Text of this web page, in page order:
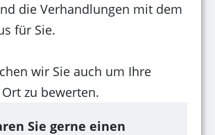
die Verhandlungen mit dem
für Sie.
wir Sie auch um Ihre
zu bewerten.
Sie gerne einen